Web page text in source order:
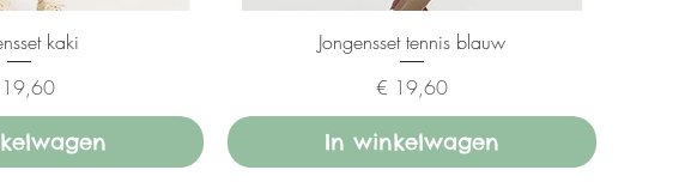
kaki
Jongensset tennis blauw
Prijs
€ 19,60
In winkelwagen